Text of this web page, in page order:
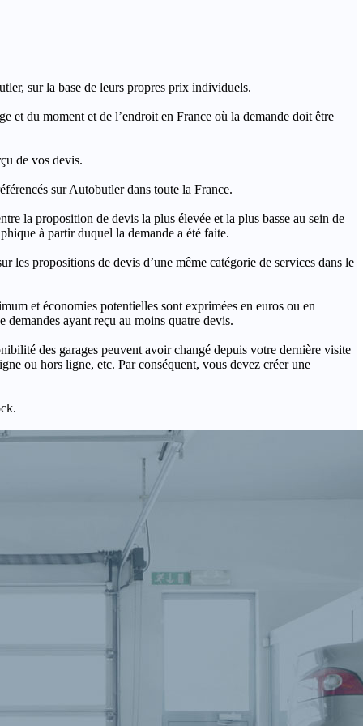
sur la base de leurs propres prix individuels.
et du moment et de l’endroit en France où la demande doit être
de vos devis.
sur Autobutler dans toute la France.
la proposition de devis la plus élevée et la plus basse au sein de
à partir duquel la demande a été faite.
propositions de devis d’une même catégorie de services dans le
et économies potentielles sont exprimées en euros ou en
ayant reçu au moins quatre devis.
des garages peuvent avoir changé depuis votre dernière visite
ou hors ligne, etc. Par conséquent, vous devez créer une